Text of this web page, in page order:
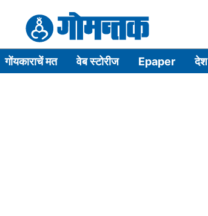
गोंयकाराचें मत वेब स्टोरीज Epaper देश